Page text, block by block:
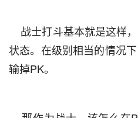
战士打斗基本就是这样
状态。在级别相当的情况
输掉PK。